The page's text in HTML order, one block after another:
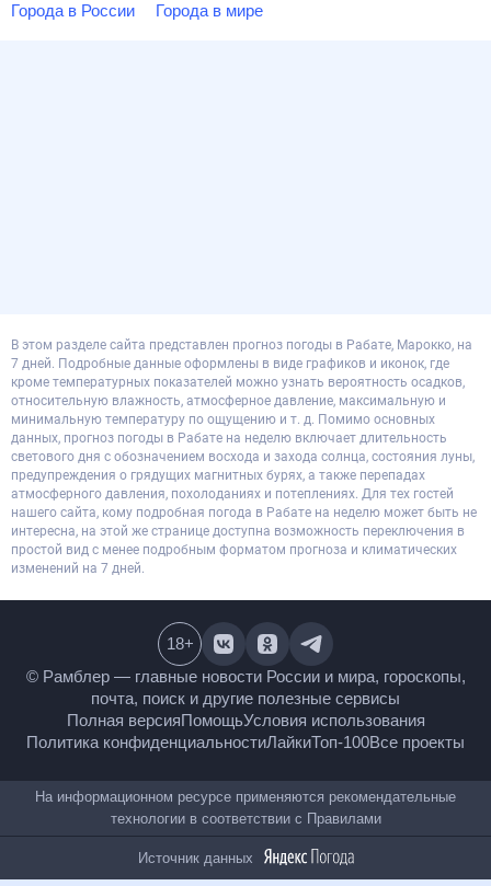
Города в России Города в мире
В этом разделе сайта представлен прогноз погоды в Рабате, Марокко, на
7 дней. Подробные данные оформлены в виде графиков и иконок, где
кроме температурных показателей можно узнать вероятность осадков,
относительную влажность, атмосферное давление, максимальную и
минимальную температуру по ощущению и т. д. Помимо основных
данных, прогноз погоды в Рабате на неделю включает длительность
светового дня с обозначением восхода и захода солнца, состояния луны,
предупреждения о грядущих магнитных бурях, а также перепадах
атмосферного давления, похолоданиях и потеплениях. Для тех гостей
нашего сайта, кому подробная погода в Рабате на неделю может быть не
интересна, на этой же странице доступна возможность переключения в
простой вид с менее подробным форматом прогноза и климатических
изменений на 7 дней.
© Рамблер — главные новости России и мира,
гороскопы, почта, поиск и другие полезные сервисы
Полная версияПомощьУсловия использования
Политика конфиденциальностиЛайкиТоп-100
18+
На информационном ресурсе применяются
рекомендательные технологии в соответствии сПравилами
Источник данных